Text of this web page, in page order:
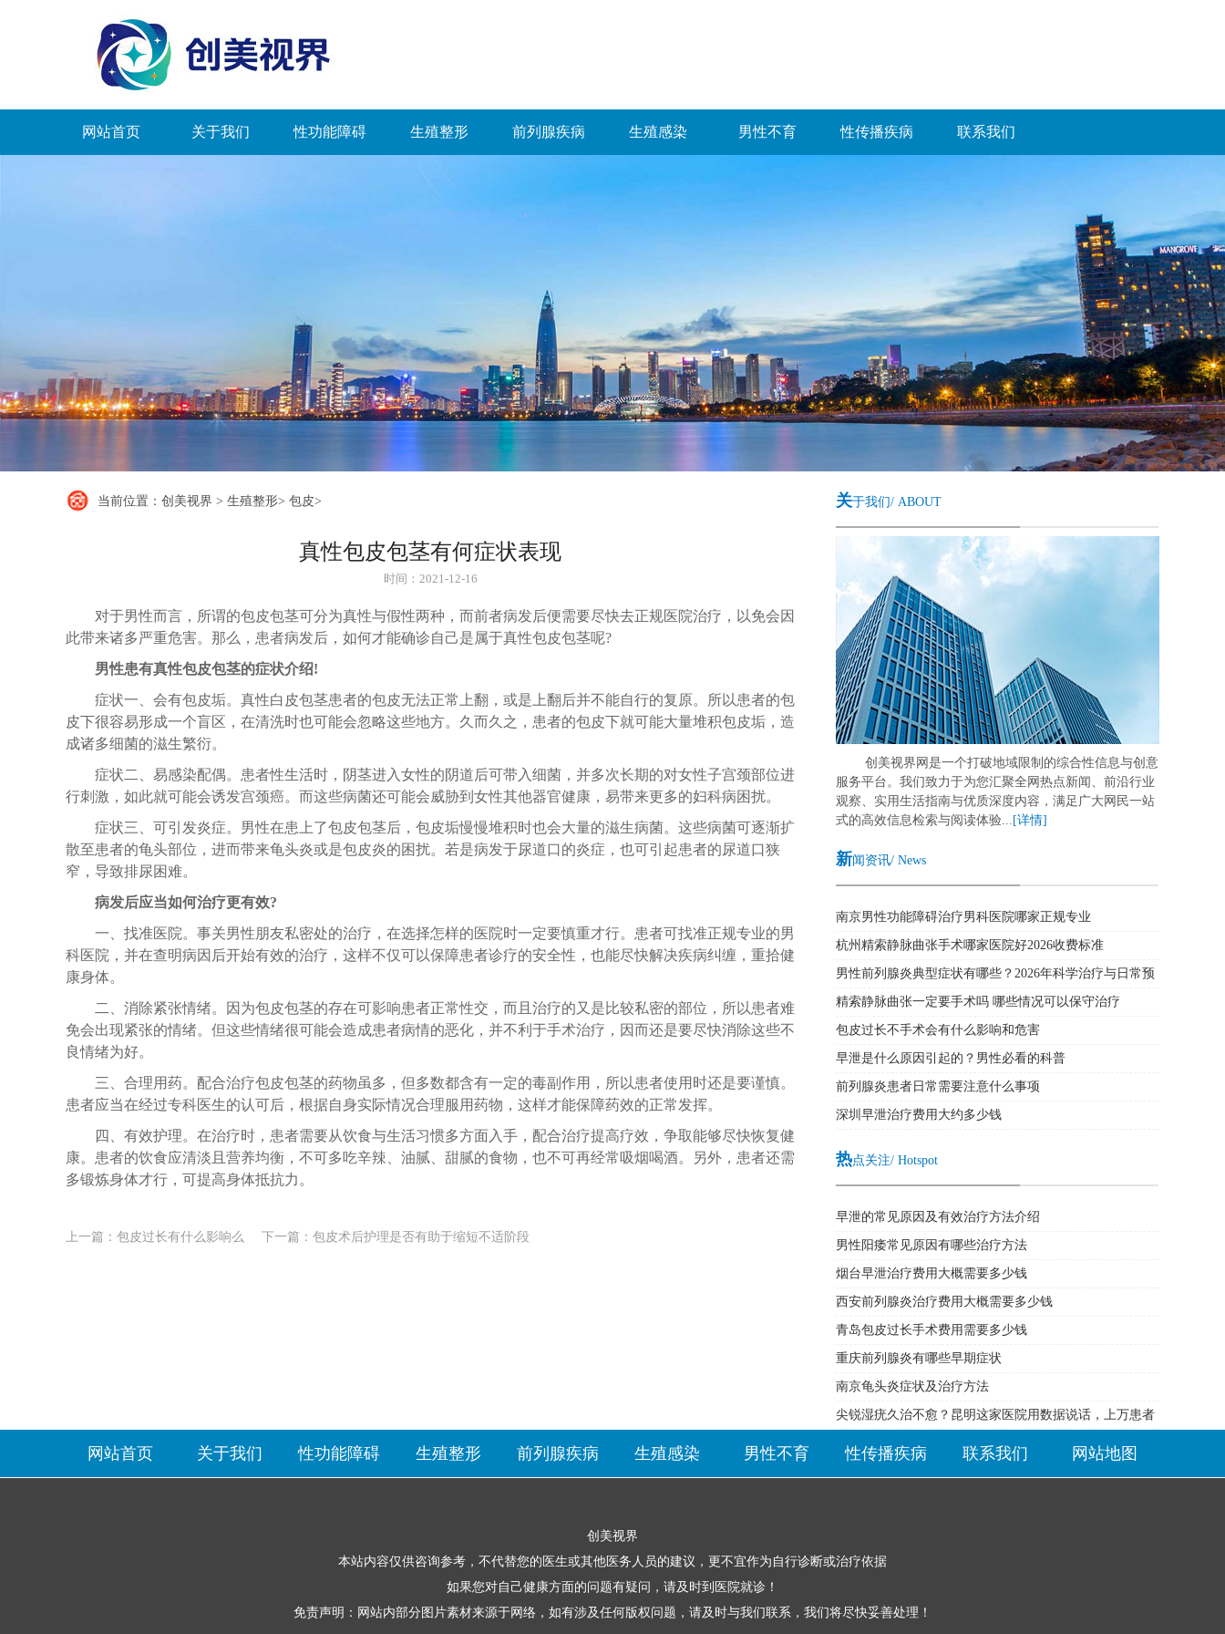
网站首页 关于我们 性功能障碍 生殖整形 前列腺疾病 生殖感染 男性不育 性传播疾病 联系我们
当前位置： 创美视界 > 生殖整形> 包皮>
真性包皮包茎有何症状表现
时间：2021-12-16
对于男性而言，所谓的包皮包茎可分为真性与假性两种，而前者病发后便需要尽快去正规医院治疗，以免会因
此带来诸多严重危害。那么，患者病发后，如何才能确诊自己是属于真性包皮包茎呢?
男性患有真性包皮包茎的症状介绍!
症状一、会有包皮垢。真性白皮包茎患者的包皮无法正常上翻，或是上翻后并不能自行的复原。所以患者的包
皮下很容易形成一个盲区，在清洗时也可能会忽略这些地方。久而久之，患者的包皮下就可能大量堆积包皮垢，造
成诸多细菌的滋生繁衍。
症状二、易感染配偶。患者性生活时，阴茎进入女性的阴道后可带入细菌，并多次长期的对女性子宫颈部位进
行刺激，如此就可能会诱发宫颈癌。而这些病菌还可能会威胁到女性其他器官健康，易带来更多的妇科病困扰。
症状三、可引发炎症。男性在患上了包皮包茎后，包皮垢慢慢堆积时也会大量的滋生病菌。这些病菌可逐渐扩
散至患者的龟头部位，进而带来龟头炎或是包皮炎的困扰。若是病发于尿道口的炎症，也可引起患者的尿道口狭
窄，导致排尿困难。
病发后应当如何治疗更有效?
一、找准医院。事关男性朋友私密处的治疗，在选择怎样的医院时一定要慎重才行。患者可找准正规专业的男
科医院，并在查明病因后开始有效的治疗，这样不仅可以保障患者诊疗的安全性，也能尽快解决疾病纠缠，重拾健
康身体。
二、消除紧张情绪。因为包皮包茎的存在可影响患者正常性交，而且治疗的又是比较私密的部位，所以患者难
免会出现紧张的情绪。但这些情绪很可能会造成患者病情的恶化，并不利于手术治疗，因而还是要尽快消除这些不
良情绪为好。
三、合理用药。配合治疗包皮包茎的药物虽多，但多数都含有一定的毒副作用，所以患者使用时还是要谨慎。
患者应当在经过专科医生的认可后，根据自身实际情况合理服用药物，这样才能保障药效的正常发挥。
四、有效护理。在治疗时，患者需要从饮食与生活习惯多方面入手，配合治疗提高疗效，争取能够尽快恢复健
康。患者的饮食应清淡且营养均衡，不可多吃辛辣、油腻、甜腻的食物，也不可再经常吸烟喝酒。另外，患者还需
多锻炼身体才行，可提高身体抵抗力。
上一篇： 包皮过长有什么影响么 下一篇： 包皮术后护理是否有助于缩短不适阶段
关于我们/ ABOUT
创美视界网是一个打破地域限制的综合性信息与创意
服务平台。我们致力于为您汇聚全网热点新闻、前沿行业
观察、实用生活指南与优质深度内容，满足广大网民一站
式的高效信息检索与阅读体验... [详情]
新闻资讯/ News
南京男性功能障碍治疗男科医院哪家正规专业
杭州精索静脉曲张手术哪家医院好2026收费标准
男性前列腺炎典型症状有哪些？2026年科学治疗与日常预
防全攻略
精索静脉曲张一定要手术吗 哪些情况可以保守治疗
包皮过长不手术会有什么影响和危害
早泄是什么原因引起的？男性必看的科普
前列腺炎患者日常需要注意什么事项
深圳早泄治疗费用大约多少钱
热点关注/ Hotspot
早泄的常见原因及有效治疗方法介绍
男性阳痿常见原因有哪些治疗方法
烟台早泄治疗费用大概需要多少钱
西安前列腺炎治疗费用大概需要多少钱
青岛包皮过长手术费用需要多少钱
重庆前列腺炎有哪些早期症状
南京龟头炎症状及治疗方法
尖锐湿疣久治不愈？昆明这家医院用数据说话，上万患者
网站首页 关于我们 性功能障碍 生殖整形 前列腺疾病 生殖感染 男性不育 性传播疾病 联系我们 网站地图
创美视界
本站内容仅供咨询参考，不代替您的医生或其他医务人员的建议，更不宜作为自行诊断或治疗依据
如果您对自己健康方面的问题有疑问，请及时到医院就诊！
免责声明：网站内部分图片素材来源于网络，如有涉及任何版权问题，请及时与我们联系，我们将尽快妥善处理！